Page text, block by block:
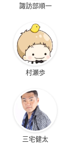
諏訪部順一
村瀬歩
三宅健太